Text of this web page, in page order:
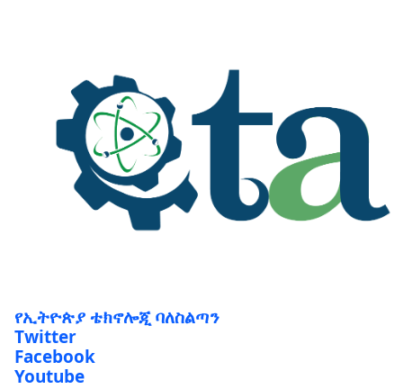
የኢትዮጵያ ቴክኖሎጂ ባለስልጣን
Twitter
Facebook
Youtube